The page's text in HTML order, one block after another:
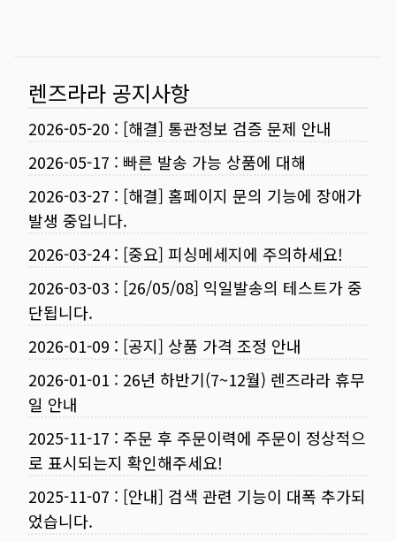
렌즈라라 공지사항
2026-05-20 : [해결] 통관정보 검증 문제 안내
2026-05-17 : 빠른 발송 가능 상품에 대해
2026-03-27 : [해결] 홈페이지 문의 기능에 장애가
발생 중입니다.
2026-03-24: [중요] 피싱메세지에 주의하세요!
2026-03-03 : [26/05/08] 익일발송의 테스트가 중
단됩니다.
2026-01-09 : [공지] 상품 가격 조정 안내
2026-01-01 : 26년 하반기(7~12월) 렌즈라라 휴무
일 안내
2025-11-17 : 주문 후 주문이력에 주문이 정상적으
로 표시되는지 확인해주세요!
2025-11-07 : [안내] 검색 관련 기능이 대폭 추가되
었습니다.